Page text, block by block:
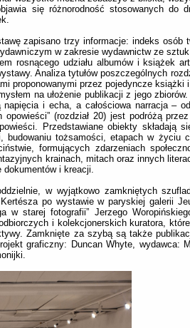
się różnorodność stosowanych do
zapisano trzy informacje: indeks osób
w zakresie wydawnictw ze
rosnącego udziału albumów i książek
Analiza tytułów poszczególnych
proponowanymi przez pojedyncze książki
na ułożenie publikacji z jego
i echa, a całościowa narracja –
opowieści” (rozdział 20) jest podróżą
Przedstawiane obiekty składają
tożsamości, etapach w życiu
formujących zdarzeniach
krainach, mitach oraz innych
i kreacji.
w wyjątkowo zamkniętych
po wystawie w paryskiej galerii
w starej fotografii” Jerzego
i kolekcjonerskich kuratora,
Zamknięte za szybą są także
graficzny: Duncan Whyte, wydawca: